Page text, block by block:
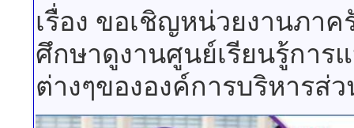
เรื่อง ขอเชิญหน่วยงานภา
ศึกษาดูงานศูนย์เรียนรู้กา
ต่างๆขององค์การบริหารส่